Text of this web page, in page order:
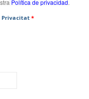
Política de privacidad.
Privacitat *